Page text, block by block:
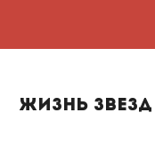
Жизнь звезд